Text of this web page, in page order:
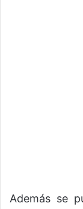
Además se